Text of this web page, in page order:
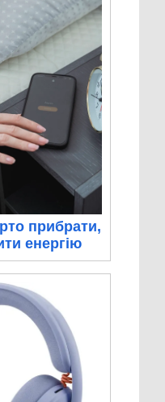
прибрати,
енергію